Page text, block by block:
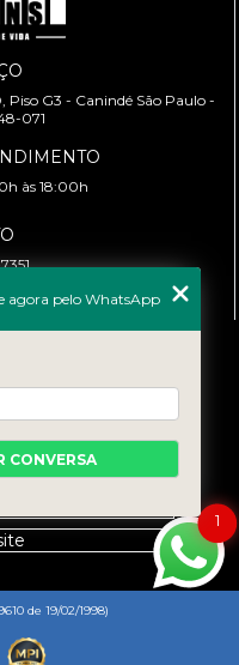
G3 - Canindé São Paulo -
071
às 18:00h
de 19/02/1998)
1
agora pelo WhatsApp
CONVERSA